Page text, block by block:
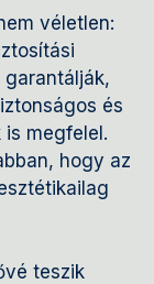
véletlen:
és
is megfelel.
hogy az
teszik